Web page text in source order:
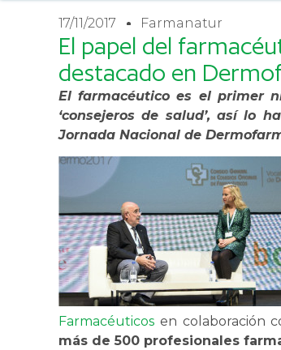
17/11/2017 Farmanatur
El papel del
destacado en
El farmacéutico es el primer
‘consejeros de salud’, así lo
Jornada Nacional de
Farmacéuticos en colaboración
más de 500 profesionales